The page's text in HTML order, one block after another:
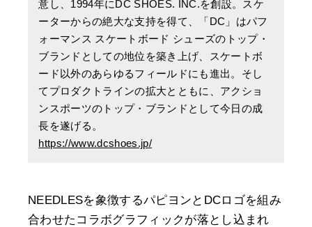
意し、1994年にDC SHOES. INC.を創設。スケ
ーターからの絶大な支持を得て、「DC」はパフ
ォーマンス スケートボード シューズのトップ・
ブランドとしての地位を築き上げ、スケートボ
ード以外のあらゆるフィールドにも進出。そし
てプロダクトラインの拡大とともに、アクショ
ンスポーツのトップ・ブランドとして今日の成
長を遂げる。
https://www.dcshoes.jp/
NEEDLESを象徴するパピヨンとDCロゴを組み
合わせたコラボグラフィックが落とし込まれ